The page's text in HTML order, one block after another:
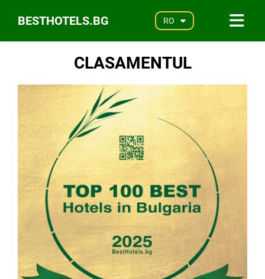
BESTHOTELS.BG RO
CLASAMENTUL